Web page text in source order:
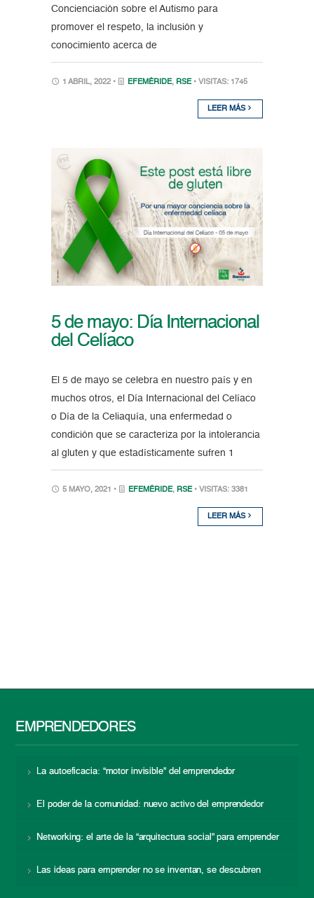
Concienciación sobre el Autismo para
promover el respeto, la inclusión y
conocimiento acerca de
1 ABRIL, 2022 • EFEMÉRIDE, RSE • VISITAS: 1745
LEER MÁS
5 de mayo: Día Internacional
del Celíaco
El 5 de mayo se celebra en nuestro país y en
muchos otros, el Día Internacional del Celíaco
o Día de la Celiaquía, una enfermedad o
condición que se caracteriza por la intolerancia
al gluten y que estadísticamente sufren 1
5 MAYO, 2021 • EFEMÉRIDE, RSE • VISITAS: 3381
LEER MÁS
EMPRENDEDORES
La autoeficacia: “motor invisible” del emprendedor
El poder de la comunidad: nuevo activo del emprendedor
Networking: el arte de la “arquitectura social” para emprender
Las ideas para emprender no se inventan, se descubren